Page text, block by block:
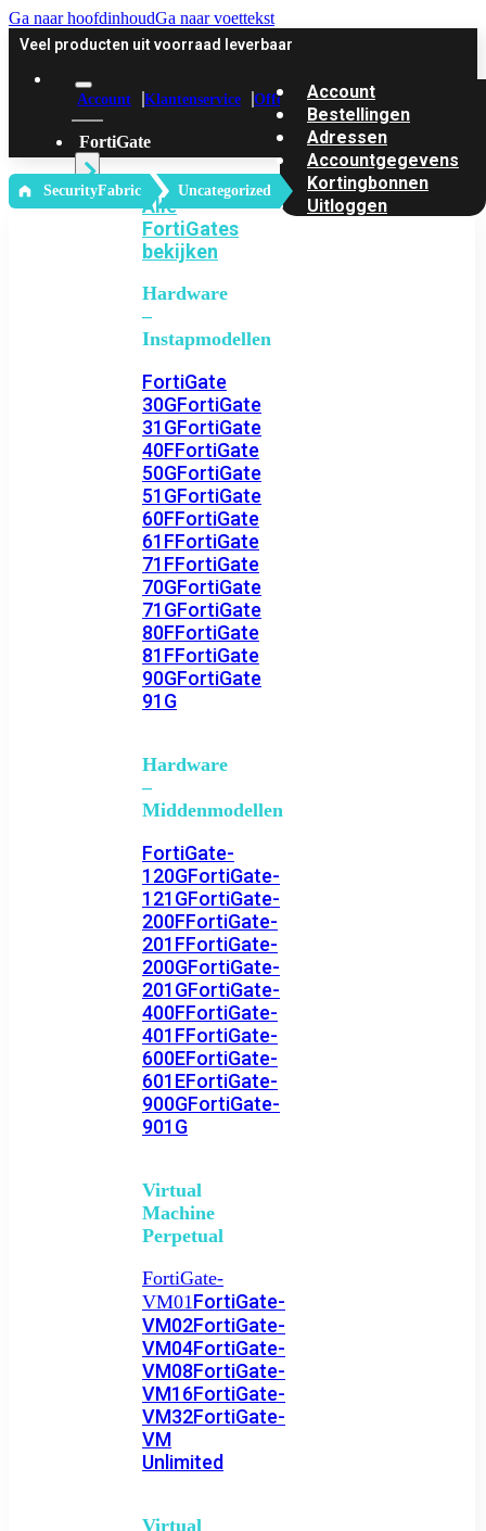
Ga naar hoofdinhoudGa naar voettekst
Veel producten uit voorraad leverbaar
Account Klantenservice Offerte
FortiGate
Alle
FortiGates
bekijken
Hardware
–
Instapmodellen
FortiGate
30GFortiGate
31GFortiGate
40FFortiGate
50GFortiGate
51GFortiGate
60FFortiGate
61FFortiGate
71FFortiGate
70GFortiGate
71GFortiGate
80FFortiGate
81FFortiGate
90GFortiGate
91G
Hardware
–
Middenmodellen
FortiGate-
120GFortiGate-
121GFortiGate-
200FFortiGate-
201FFortiGate-
200GFortiGate-
201GFortiGate-
400FFortiGate-
401FFortiGate-
600EFortiGate-
601EFortiGate-
900GFortiGate-
901G
Virtual
Machine
Perpetual
FortiGate-
VM01FortiGate-
VM02FortiGate-
VM04FortiGate-
VM08FortiGate-
VM16FortiGate-
VM32FortiGate-
VM
Unlimited
Virtual
Account
Bestellingen
Adressen
Accountgegevens
Kortingbonnen
Uitloggen
‎ SecurityFabric Uncategorized